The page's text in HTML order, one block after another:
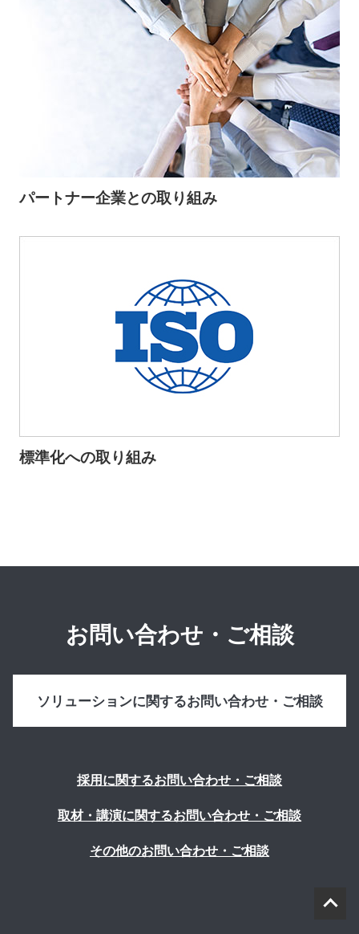
パートナー企業との取り組み
標準化への取り組み
お問い合わせ・ご相談
ソリューションに関するお問い合わせ・ご相談
採用に関するお問い合わせ・ご相談
取材・講演に関するお問い合わせ・ご相談
その他のお問い合わせ・ご相談